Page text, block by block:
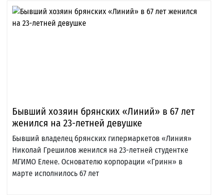
Бывший хозяин брянских «Линий» в 67 лет
женился на 23-летней девушке
Бывший владелец брянских гипермаркетов «Линия»
Николай Грешилов женился на 23-летней студентке
МГИМО Елене. Основателю корпорации «Гринн» в
марте исполнилось 67 лет